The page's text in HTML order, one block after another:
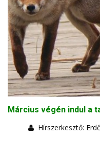
Március végén indul a
Hírszerkesztő: